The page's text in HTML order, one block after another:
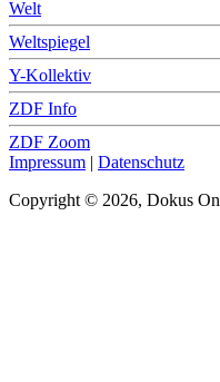
Welt
Weltspiegel
Y-Kollektiv
ZDF Info
ZDF Zoom
Impressum | Datenschutz
Copyright © 2026, Dokus